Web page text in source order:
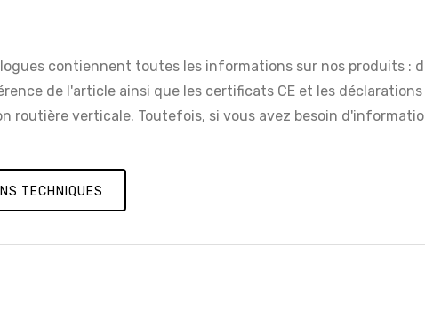
contiennent toutes les informations sur nos produits :
de l'article ainsi que les certificats CE et les
routière verticale. Toutefois, si vous avez besoin
TECHNIQUES